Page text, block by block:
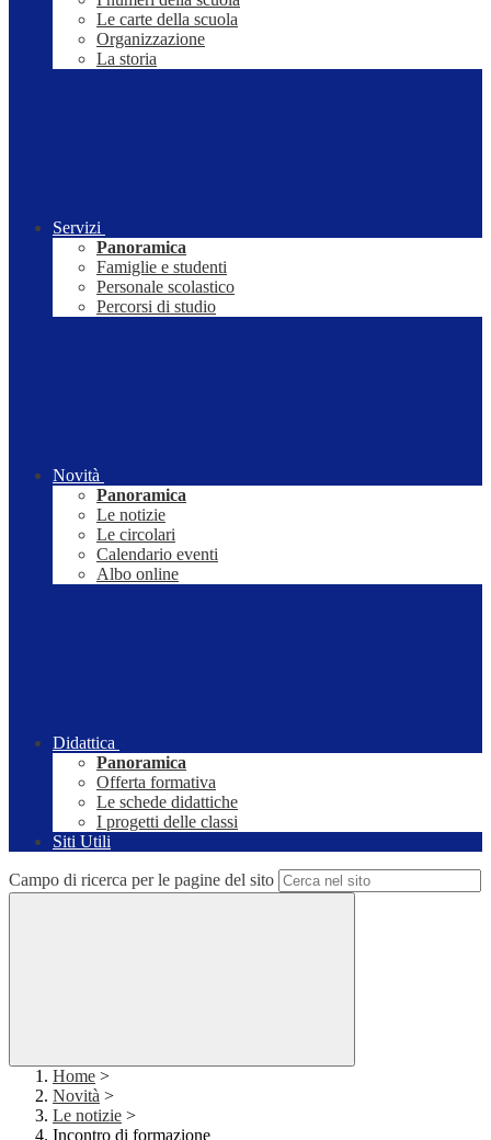
Le carte della scuola
Organizzazione
La storia
Servizi
Panoramica
Famiglie e studenti
Personale scolastico
Percorsi di studio
Novità
Panoramica
Le notizie
Le circolari
Calendario eventi
Albo online
Didattica
Panoramica
Offerta formativa
Le schede didattiche
I progetti delle classi
Siti Utili
Campo di ricerca per le pagine del sito
Home >
Novità >
Le notizie >
Incontro di formazione